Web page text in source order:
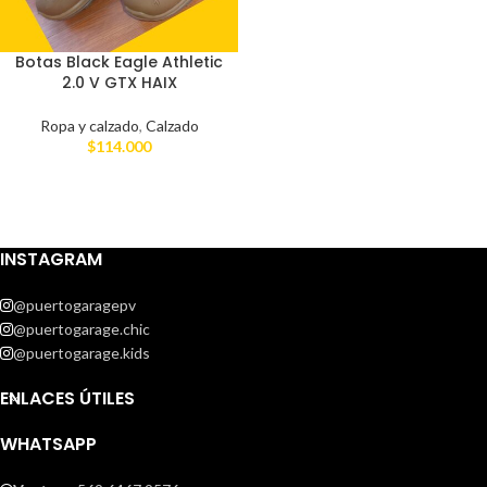
Botas Black Eagle Athletic
2.0 V GTX HAIX
Ropa y calzado, Calzado
$114.000
INSTAGRAM
@puertogaragepv
@puertogarage.chic
@puertogarage.kids
ENLACES ÚTILES
WHATSAPP